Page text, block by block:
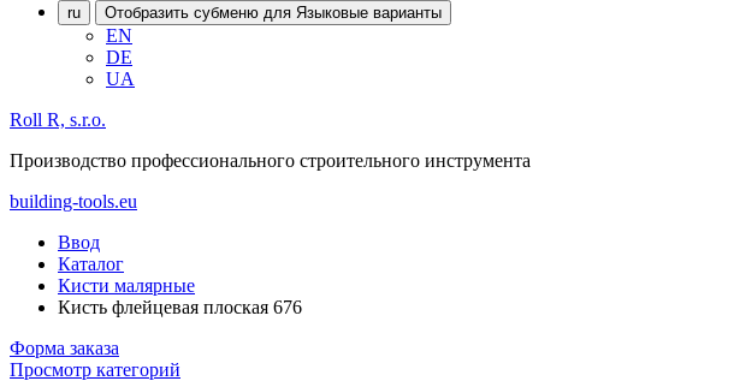
ru Отобразить субменю для Языковые варианты
EN
DE
UA
Roll R, s.r.o.
Производство профессионального строительного инструмента
building-tools.eu
Ввод
Каталог
Кисти малярные
Кисть флейцевая плоская 676
Форма заказа
Просмотр категорий